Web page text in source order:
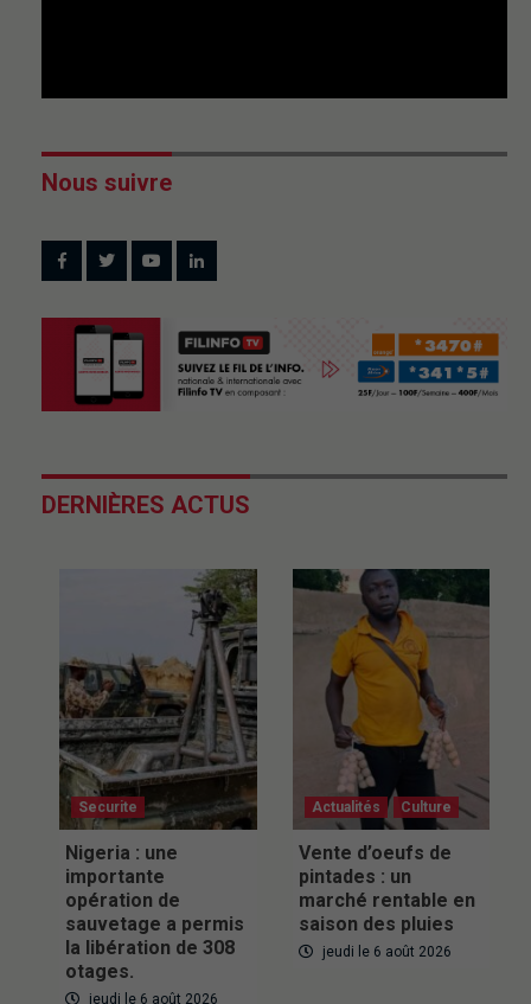
Nous suivre
DERNIÈRES ACTUS
Securite
Nigeria : une
importante
opération de
sauvetage a permis
la libération de 308
otages.
jeudi le 6 août 2026
Actualités Culture
Vente d’oeufs de
pintades : un
marché rentable en
saison des pluies
jeudi le 6 août 2026